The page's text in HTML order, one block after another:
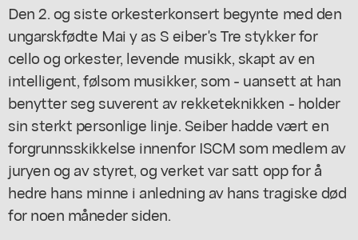
Den 2. og siste orkesterkonsert begynte med den
ungarskfødte Mai y as S eiber's Tre stykker for
cello og orkester, levende musikk, skapt av en
intelligent, følsom musikker, som - uansett at han
benytter seg suverent av rekketeknikken - holder
sin sterkt personlige linje. Seiber hadde vært en
forgrunnsskikkelse innenfor ISCM som medlem av
juryen og av styret, og verket var satt opp for å
hedre hans minne i anledning av hans tragiske død
for noen måneder siden.